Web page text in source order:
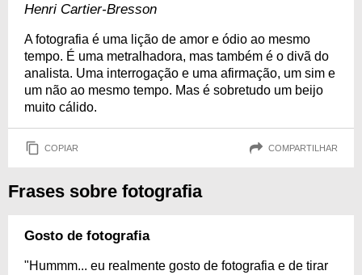
Henri Cartier-Bresson
A fotografia é uma lição de amor e ódio ao mesmo
tempo. É uma metralhadora, mas também é o divã do
analista. Uma interrogação e uma afirmação, um sim e
um não ao mesmo tempo. Mas é sobretudo um beijo
muito cálido.
COPIAR COMPARTILHAR
Frases sobre fotografia
Gosto de fotografia
"Hummm... eu realmente gosto de fotografia e de tirar